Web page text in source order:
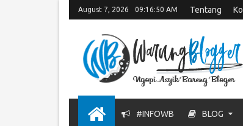
August 7, 2026 09:16:51 AM Tentang
#INFOWB BLOG